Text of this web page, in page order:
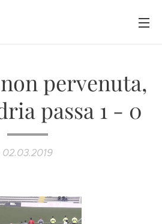
pervenuta,
passa 1 - 0
02.03.2019